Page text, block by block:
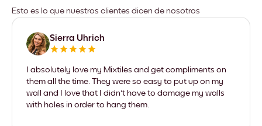
Esto es lo que nuestros clientes dicen de nosotros
Sierra Uhrich
I absolutely love my Mixtiles and get compliments on
them all the time. They were so easy to put up on my
wall and I love that I didn't have to damage my walls
with holes in order to hang them.